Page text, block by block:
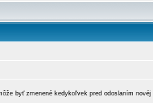
byť zmenené kedykoľvek pred odoslaním novéj